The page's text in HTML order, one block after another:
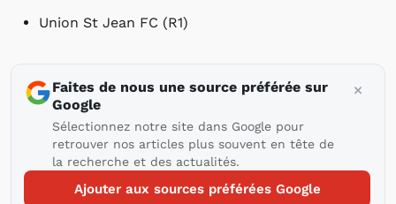
Union St Jean FC (R1)
Faites de nous une source préférée sur
Google
Sélectionnez notre site dans Google pour
retrouver nos articles plus souvent en tête de
la recherche et des actualités.
Ajouter aux sources préférées Google